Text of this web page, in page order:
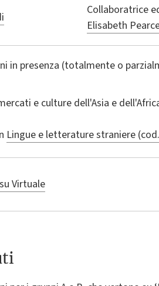
Collaboratrice
Elisabeth
in presenza (totalmente o
e culture dell'Asia e
Lingue e letterature straniere
Virtuale